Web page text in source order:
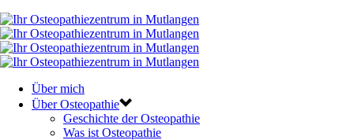
Über mich
Über Osteo­pa­thie
Geschich­te der Osteopathie
Was ist Osteopathie